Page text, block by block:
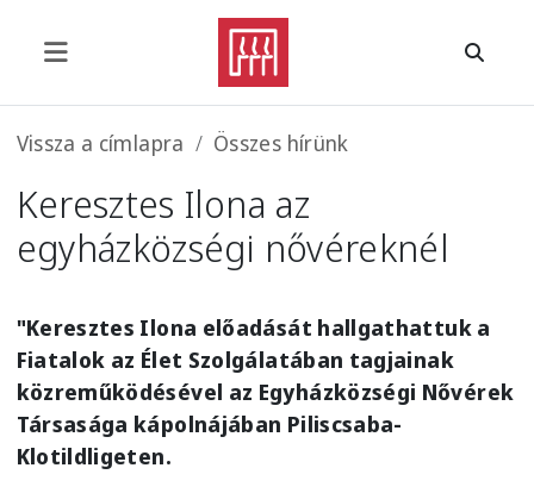
Morzsa
Vissza a címlapra Összes hírünk
Keresztes Ilona az
egyházközségi nővéreknél
"Keresztes Ilona előadását hallgathattuk a
Fiatalok az Élet Szolgálatában tagjainak
közreműködésével az Egyházközségi Nővérek
Társasága kápolnájában Piliscsaba-
Klotildligeten.